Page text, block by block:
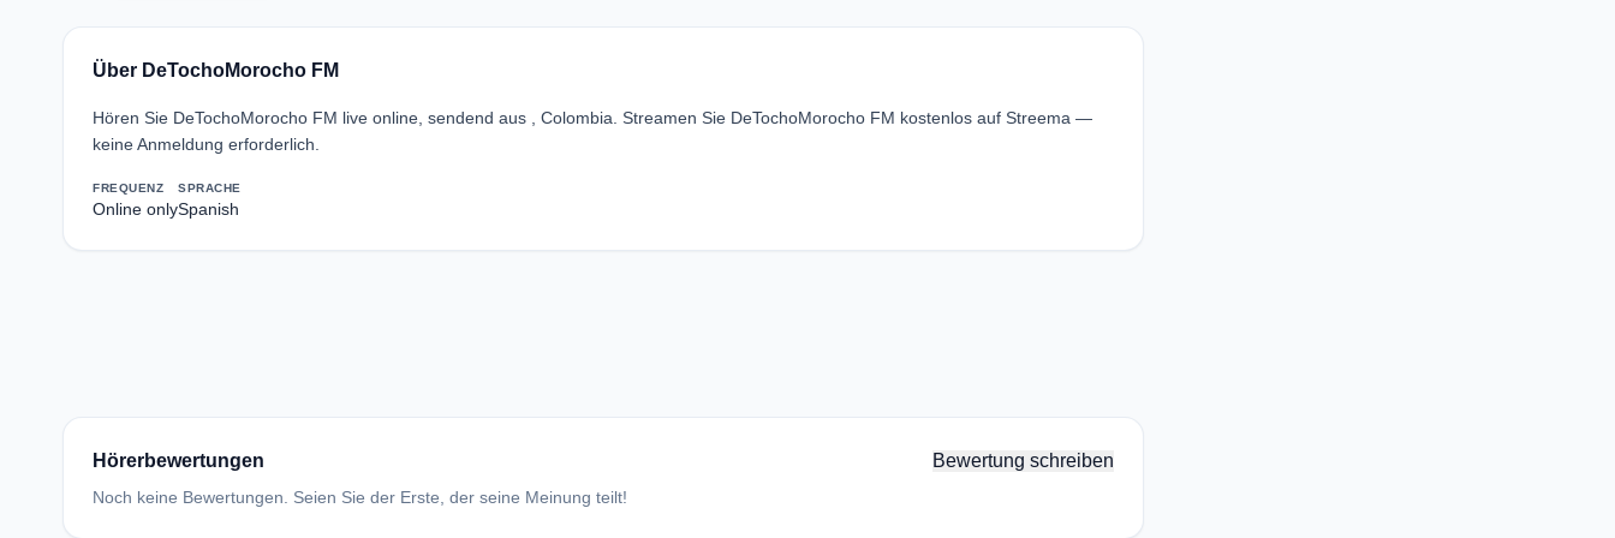
Über DeTochoMorocho FM
Hören Sie DeTochoMorocho FM live online, sendend aus , Colombia. Streamen Sie DeTochoMorocho FM kostenlos auf Streema —
keine Anmeldung erforderlich.
FREQUENZ
Online only
SPRACHE
Spanish
Hörerbewertungen Bewertung schreiben
Noch keine Bewertungen. Seien Sie der Erste, der seine Meinung teilt!